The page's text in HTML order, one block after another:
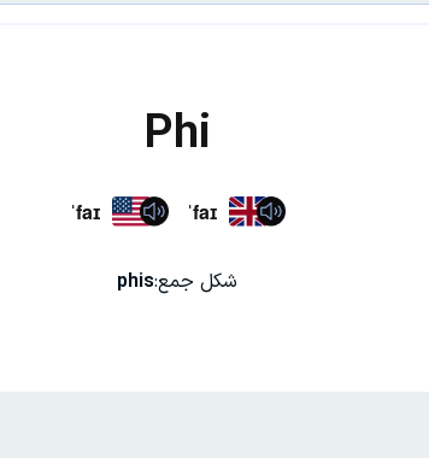
Phi
ˈfaɪ ˈfaɪ
شکل جمع:phis